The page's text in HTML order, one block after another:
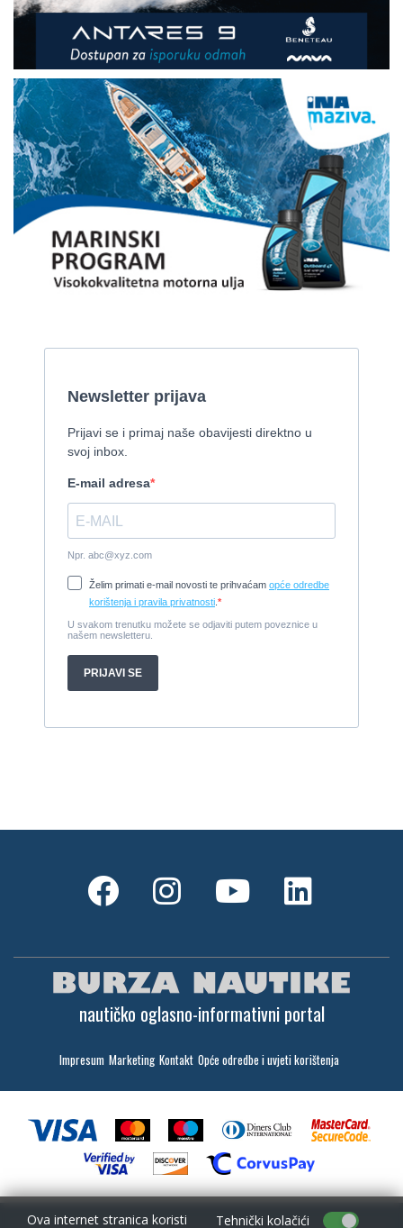
nautičko oglasno-informativni portal
Impresum Marketing Kontakt Opće odredbe i uvjeti korištenja
Ova internet stranica koristi Tehnički kolačići